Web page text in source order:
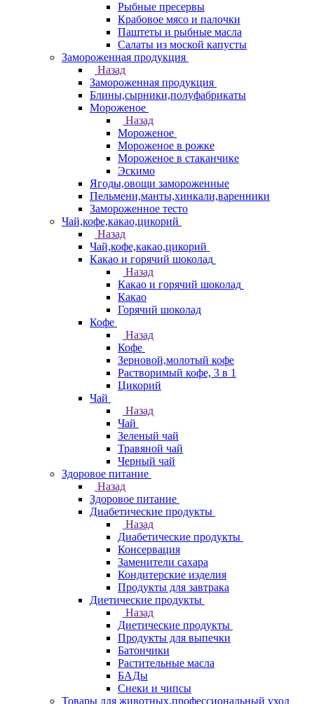
Рыбные пресервы
Крабовое мясо и палочки
Паштеты и рыбные масла
Салаты из моской капусты
Замороженная продукция
Назад
Замороженная продукция
Блины,сырники,полуфабрикаты
Мороженое
Назад
Мороженое
Мороженое в рожке
Мороженое в стаканчике
Эскимо
Ягоды,овощи замороженные
Пельмени,манты,хинкали,варенники
Замороженное тесто
Чай,кофе,какао,цикорий
Назад
Чай,кофе,какао,цикорий
Какао и горячий шоколад
Назад
Какао и горячий шоколад
Какао
Горячий шоколад
Кофе
Назад
Кофе
Зерновой,молотый кофе
Растворимый кофе, 3 в 1
Цикорий
Чай
Назад
Чай
Зеленый чай
Травяной чай
Черный чай
Здоровое питание
Назад
Здоровое питание
Диабетические продукты
Назад
Диабетические продукты
Консервация
Заменители сахара
Кондитерские изделия
Продукты для завтрака
Диетические продукты
Назад
Диетические продукты
Продукты для выпечки
Батончики
Растительные масла
БАДы
Снеки и чипсы
Товары для животных,профессиональный уход